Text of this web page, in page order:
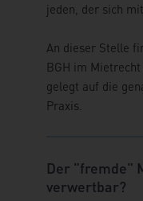
jeden, der sich
An dieser Stelle
BGH im Mietrecht
gelegt auf die
Praxis.
Der "fremde"
verwertbar?